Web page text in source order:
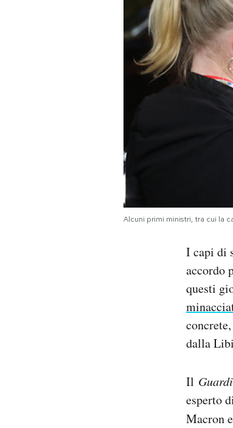
Alcuni primi ministri, tra cui la
I capi di
accordo
questi
dalla
Il
esperto
Macron